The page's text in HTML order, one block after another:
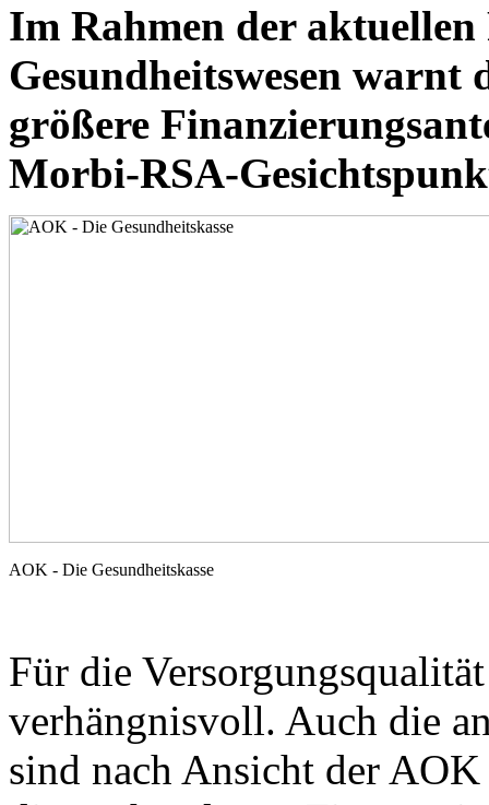
Im Rahmen der
Gesundheitswesen
größere
Morbi-RSA-
AOK - Die Gesundheitskasse
Für die
verhängnisvoll. Auch die
sind nach Ansicht der AOK